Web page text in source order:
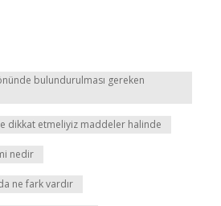
bulundurulması gereken
dikkat etmeliyiz maddeler halinde
nedir
ne fark vardır